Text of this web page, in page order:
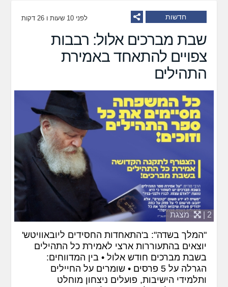
חדשות לפני 10 שעות ו 26 דקות
שבת מברכים אלול: רבבות
צפויים להתאחד באמירת
התהילים
2 | מצגת
"המלך בשדה": ב'התאחדות החסידים ליובאוויטש'
יוצאים בהתעוררות ארצי לאמירת כל התהילים
בשבת מברכים חודש אלול • בין המדווחים:
הגרלה על 5 פרסים • שומרים על החיילים
ותלמידי הישיבות, פועלים ניצחון מוחלט